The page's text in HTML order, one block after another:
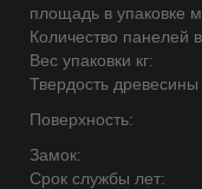
площадь в упаковке м
Количество панелей
Вес упаковки кг:
Твердость
Поверхность:
Замок:
Срок службы лет: